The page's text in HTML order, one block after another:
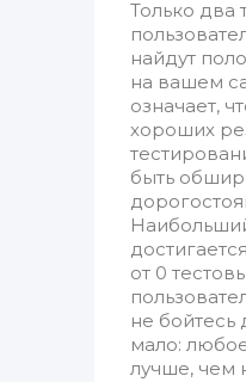
Только два
найдут
на вашем
означает,
хороших
быть
от 0
не бойтесь
мало:
лучше, чем